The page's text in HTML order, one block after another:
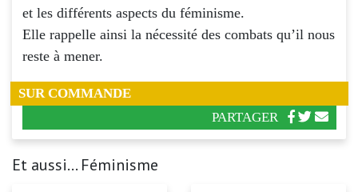
et les différents aspects du féminisme.
Elle rappelle ainsi la nécessité des combats qu’il nous
reste à mener.
SUR COMMANDE
PARTAGER
Et aussi... Féminisme